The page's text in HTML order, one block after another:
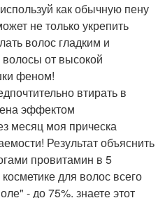
как обычную пену
не только укрепить
волос гладким и
от высокой
феном!
втирать в
эффектом
месяц моя прическа
Результат объяснить
провитамин в 5
для волос всего
- до 75%. знаете этот